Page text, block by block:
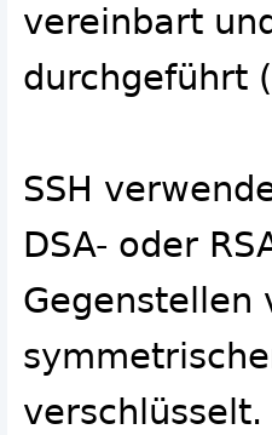
vereinbart
durchgeführt
SSH
DSA- oder
Gegenstellen